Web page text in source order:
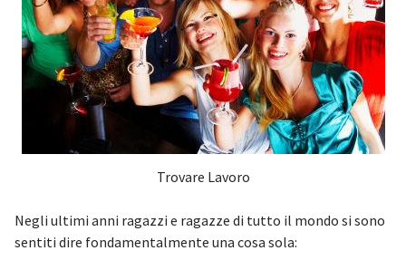
Trovare Lavoro
Negli ultimi anni ragazzi e ragazze di tutto il mondo si sono
sentiti dire fondamentalmente una cosa sola: